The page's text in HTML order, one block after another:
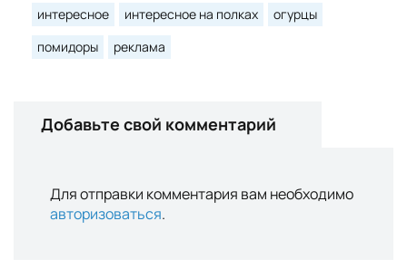
интересное интересное на полках
огурцы
помидоры
реклама
Добавьте свой комментарий
Для отправки комментария вам необходимо
авторизоваться.